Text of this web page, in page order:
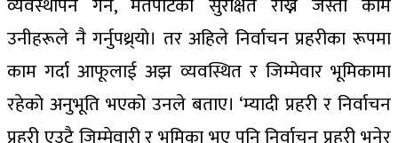
उनीहरूले नै गर्नुपथ्र्यो। तर अहिले निर्वाचन प्रहरीका रूपमा
काम गर्दा आफूलाई अझ व्यवस्थित र जिम्मेवार भूमिकामा
रहेको अनुभूति भएको उनले बताए। ‘म्यादी प्रहरी र निर्वाचन